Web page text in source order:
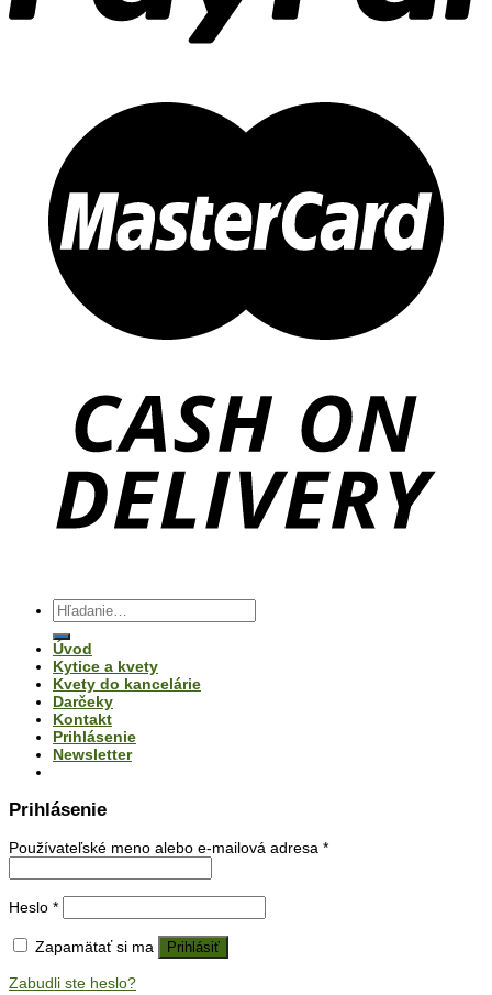
Hľadať:
Úvod
Kytice a kvety
Kvety do kancelárie
Darčeky
Kontakt
Prihlásenie
Newsletter
Prihlásenie
Používateľské meno alebo e-mailová adresa *
Heslo *
Zapamätať si ma Prihlásiť
Zabudli ste heslo?